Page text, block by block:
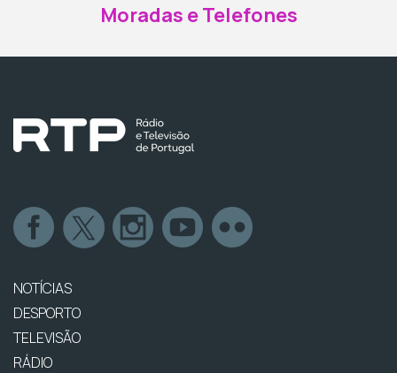
Moradas e Telefones
NOTÍCIAS
DESPORTO
TELEVISÃO
RÁDIO